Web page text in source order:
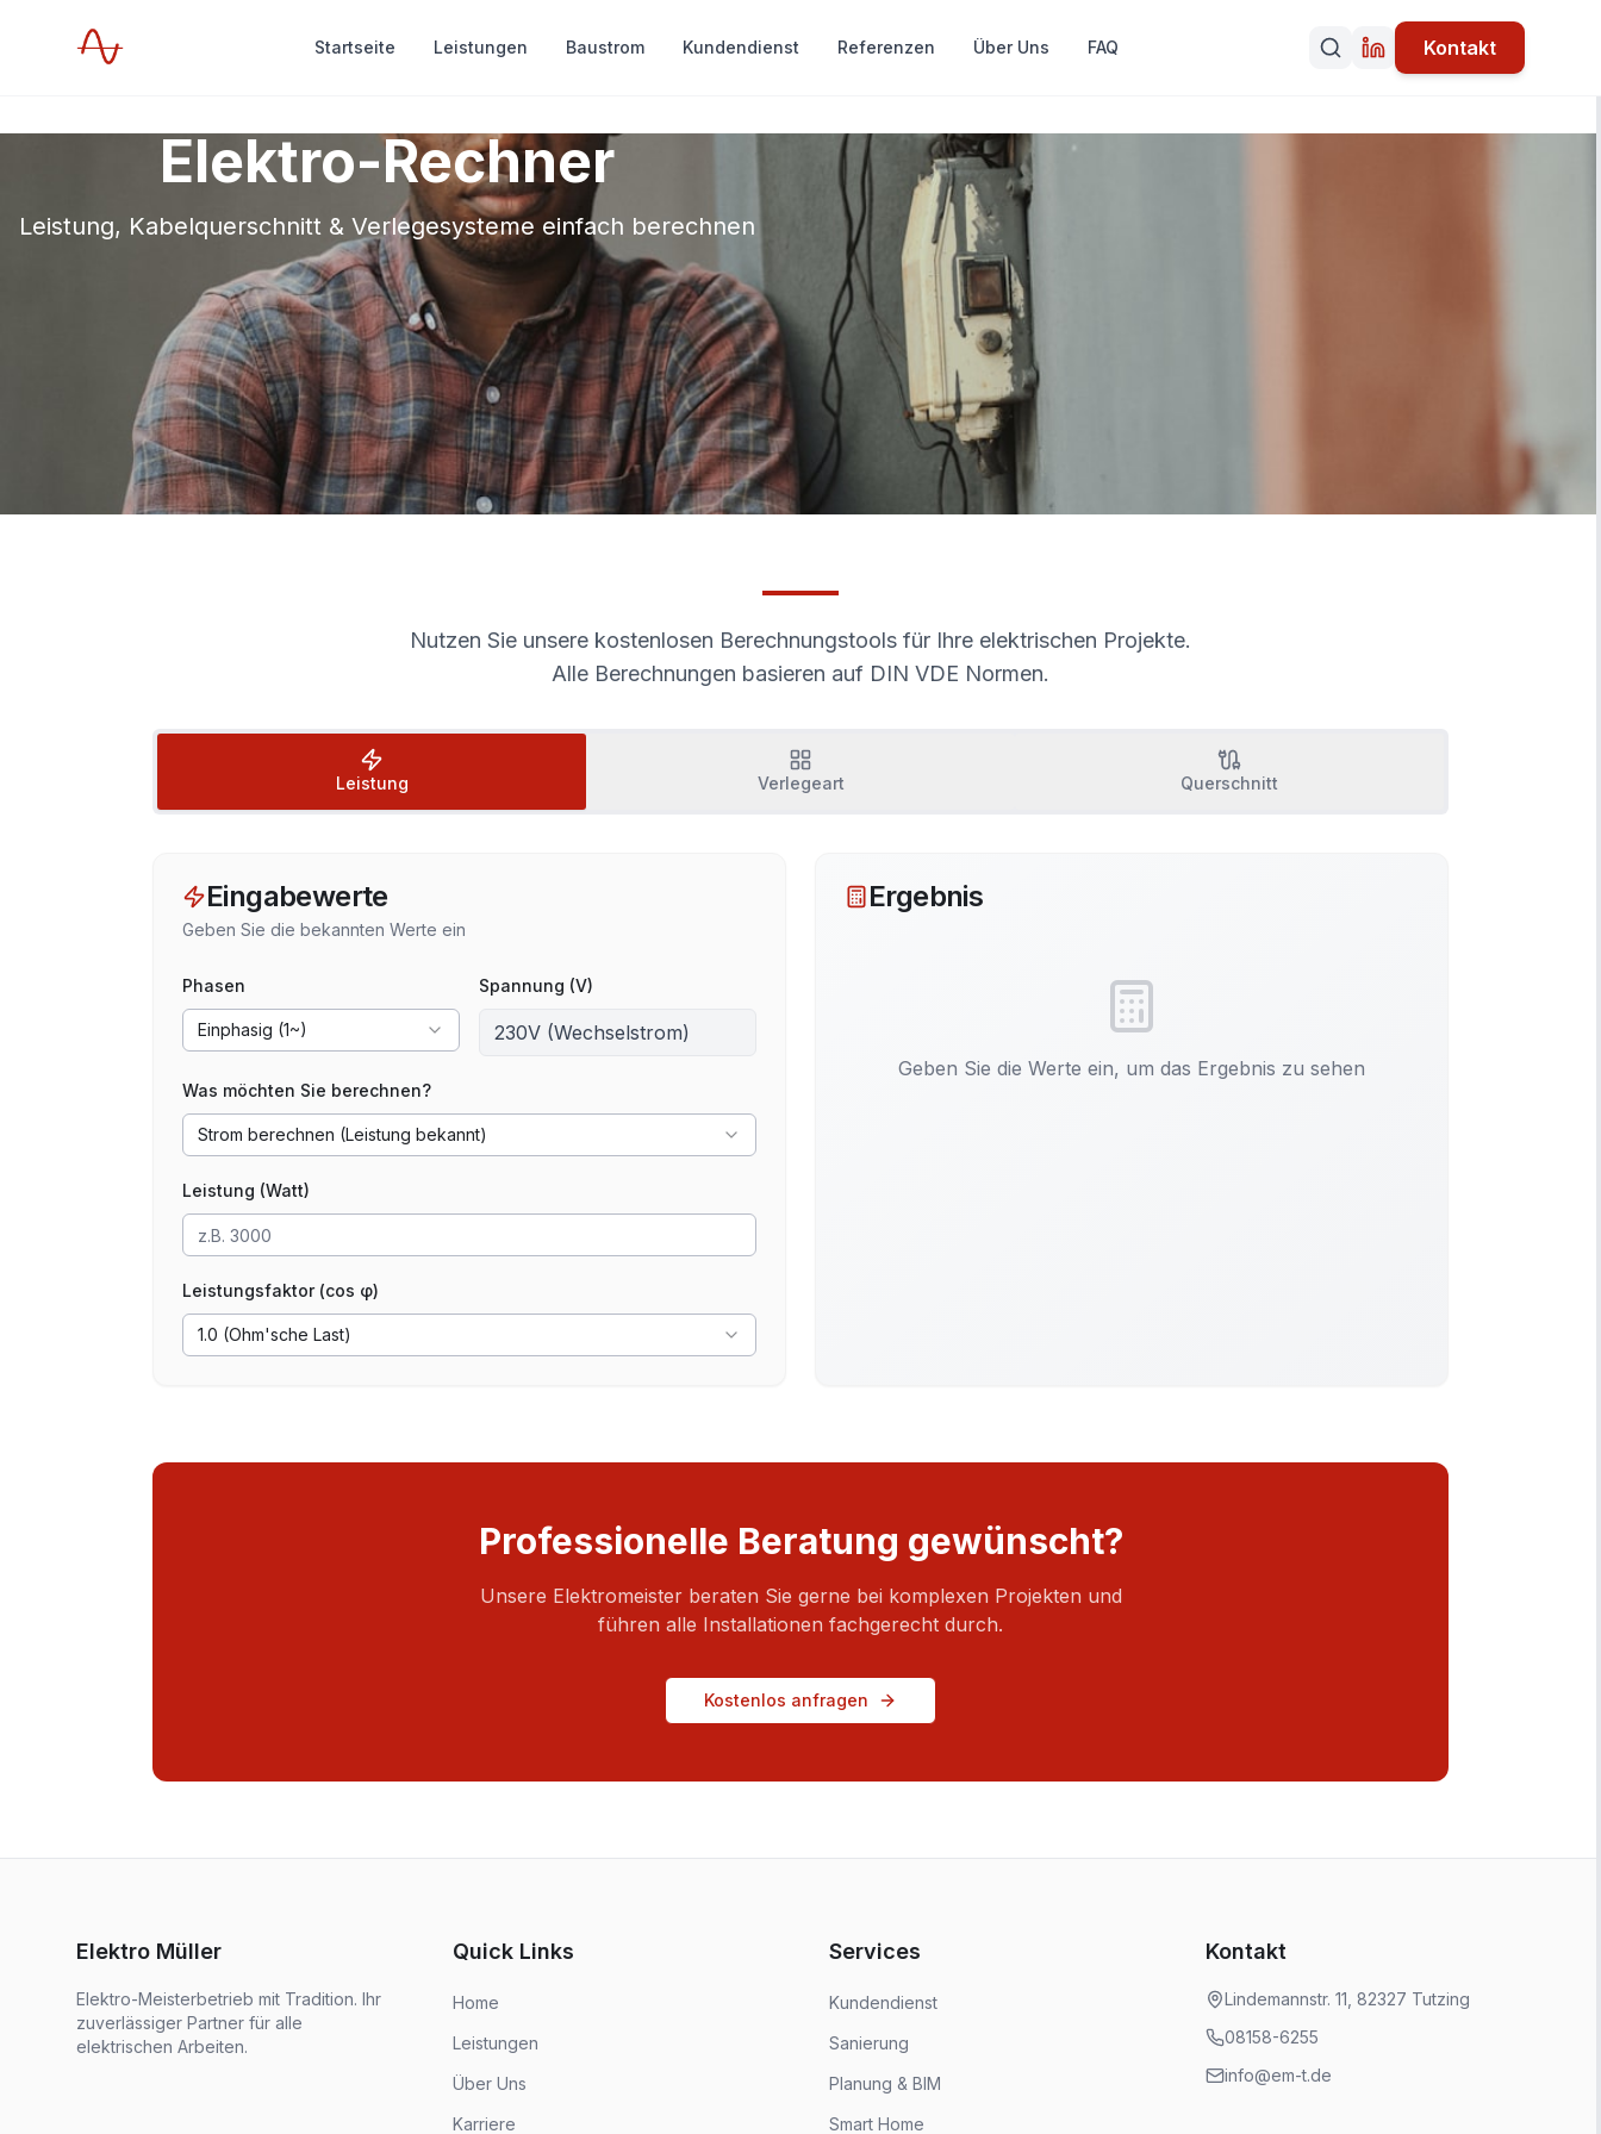
Startseite Leistungen Baustrom Kundendienst Referenzen Über Uns FAQ Kontakt
Elektro-Rechner
Leistung, Kabelquerschnitt & Verlegesysteme einfach berechnen
Nutzen Sie unsere kostenlosen Berechnungstools für Ihre elektrischen Projekte.
Alle Berechnungen basieren auf DIN VDE Normen.
Leistung Verlegeart Querschnitt
Eingabewerte
Geben Sie die bekannten Werte ein
Phasen
Einphasig (1~)
Spannung (V)
230V (Wechselstrom)
Was möchten Sie berechnen?
Strom berechnen (Leistung bekannt)
Leistung (Watt)
Leistungsfaktor (cos φ)
1.0 (Ohm'sche Last)
Ergebnis
Geben Sie die Werte ein, um das Ergebnis zu sehen
Professionelle Beratung gewünscht?
Unsere Elektromeister beraten Sie gerne bei komplexen Projekten und
führen alle Installationen fachgerecht durch.
Kostenlos anfragen
Elektro Müller
Elektro-Meisterbetrieb mit Tradition. Ihr
zuverlässiger Partner für alle
elektrischen Arbeiten.
Quick Links
Home
Leistungen
Über Uns
Karriere
Services
Kundendienst
Sanierung
Planung & BIM
Smart Home
Kontakt
Lindemannstr. 11, 82327 Tutzing
08158-6255
info@em-t.de